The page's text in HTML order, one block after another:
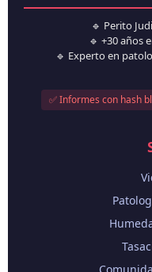
🔹 Perito
🔹 +30 años
🔹 Experto en
✅ Informes con hash